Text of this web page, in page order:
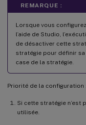
REMARQUE :
Lorsque vous
l’aide de Studio,
de désactiver cette
stratégie pour définir sa
case de la stratégie.
Priorité de la configuration :
Si cette stratégie n’est
utilisée.